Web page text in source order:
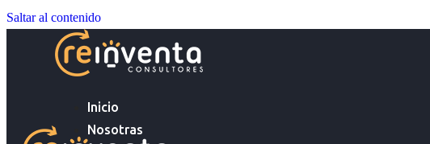
Saltar al contenido
Inicio
Nosotras